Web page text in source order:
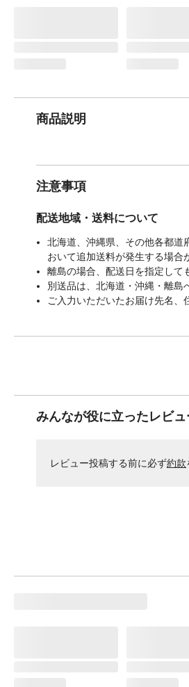
商品説明
注意事項
配送地域・送料について
北海道、沖縄県、その他各都道
おいて追加送料が発生する場合
離島の場合、配送日を指定して
別送品は、北海道・沖縄・離島
ご入力いただいたお届け先名、
みんなが役に立ったレビュ
レビュー投稿する前に必ず約款